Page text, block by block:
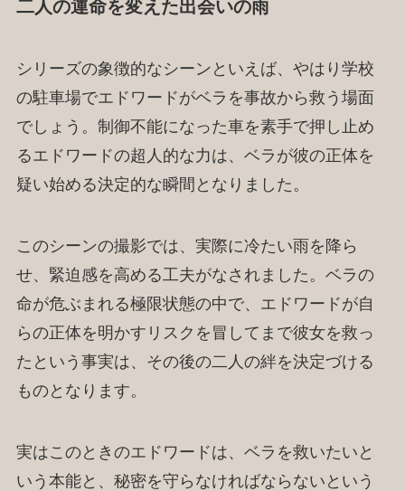
二人の運命を変えた出会いの雨
シリーズの象徴的なシーンといえば、やはり学校
の駐車場でエドワードがベラを事故から救う場面
でしょう。制御不能になった車を素手で押し止め
るエドワードの超人的な力は、ベラが彼の正体を
疑い始める決定的な瞬間となりました。
このシーンの撮影では、実際に冷たい雨を降ら
せ、緊迫感を高める工夫がなされました。ベラの
命が危ぶまれる極限状態の中で、エドワードが自
らの正体を明かすリスクを冒してまで彼女を救っ
たという事実は、その後の二人の絆を決定づける
ものとなります。
実はこのときのエドワードは、ベラを救いたいと
いう本能と、秘密を守らなければならないという